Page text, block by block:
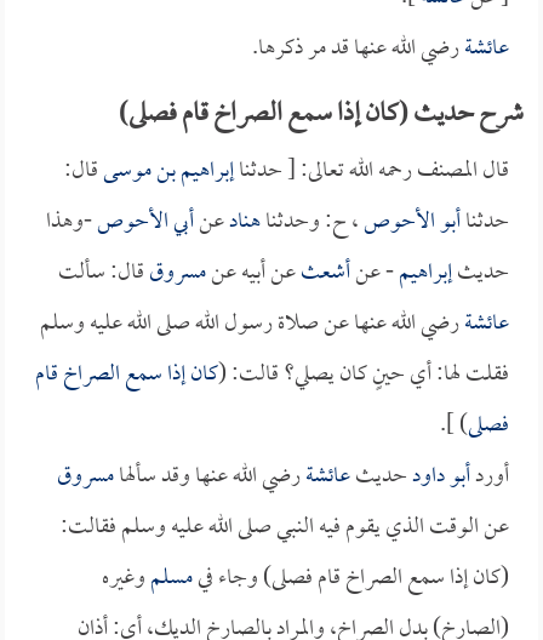
عائشةرضي الله عنها قد مر ذكرها.
شرح حديث (كان إذا سمع الصراخ قام فصلى)
قال المصنف رحمه الله تعالى: [ حدثناإبراهيم بن موسىقال:
حدثناأبو الأحوص، ح: وحدثناهنادعنأبي الأحوص-وهذا
حديثإبراهيم- عنأشعثعن أبيه عنمسروققال: سألت
عائشةرضي الله عنها عن صلاة رسول الله صلى الله عليه وسلم
فقلت لها: أي حينٍ كان يصلي؟ قالت: (كان إذا سمع الصراخ قام
فصلى) ].
أوردأبو داودحديثعائشةرضي الله عنها وقد سألهامسروق
عن الوقت الذي يقوم فيه النبي صلى الله عليه وسلم فقالت:
(كان إذا سمع الصراخ قام فصلى) وجاء فيمسلموغيره
(الصارخ) بدل الصراخ، والمراد بالصارخ الديك، أي: أذان